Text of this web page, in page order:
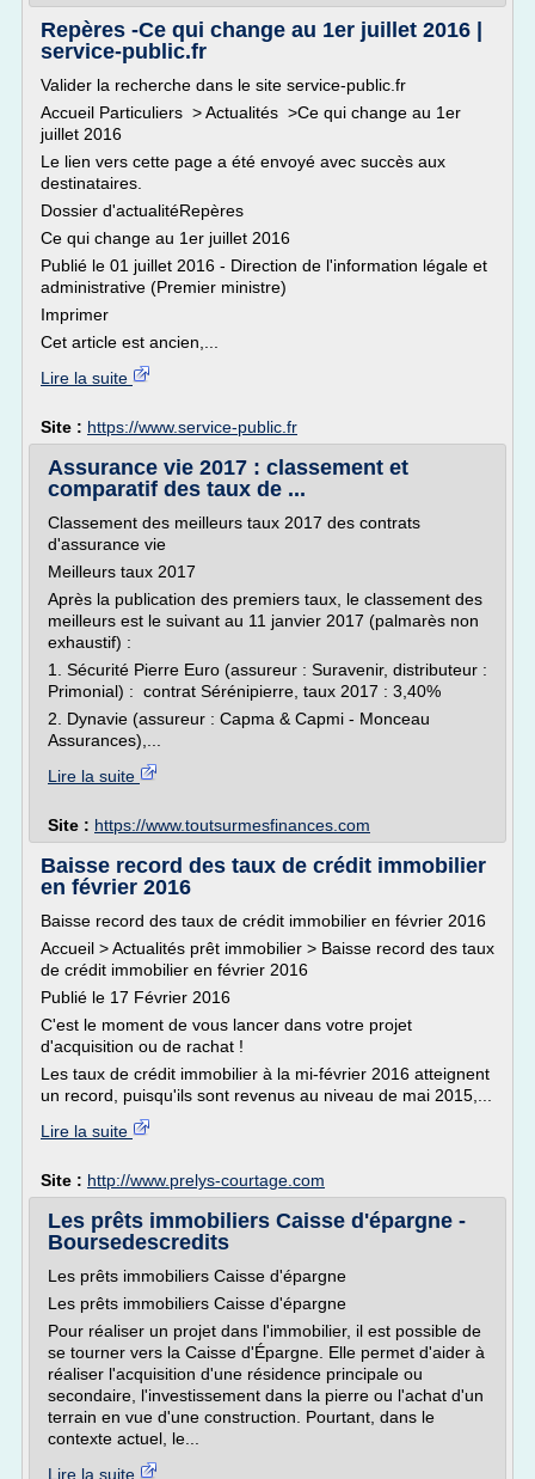
Repères -Ce qui change au 1er juillet 2016 |
service-public.fr
Valider la recherche dans le site service-public.fr
Accueil Particuliers > Actualités >Ce qui change au 1er
juillet 2016
Le lien vers cette page a été envoyé avec succès aux
destinataires.
Dossier d'actualitéRepères
Ce qui change au 1er juillet 2016
Publié le 01 juillet 2016 - Direction de l'information légale et
administrative (Premier ministre)
Imprimer
Cet article est ancien,...
Lire la suite
Site : https://www.service-public.fr
Assurance vie 2017 : classement et
comparatif des taux de ...
Classement des meilleurs taux 2017 des contrats
d'assurance vie
Meilleurs taux 2017
Après la publication des premiers taux, le classement des
meilleurs est le suivant au 11 janvier 2017 (palmarès non
exhaustif) :
1. Sécurité Pierre Euro (assureur : Suravenir, distributeur :
Primonial) : contrat Sérénipierre, taux 2017 : 3,40%
2. Dynavie (assureur : Capma & Capmi - Monceau
Assurances),...
Lire la suite
Site : https://www.toutsurmesfinances.com
Baisse record des taux de crédit immobilier
en février 2016
Baisse record des taux de crédit immobilier en février 2016
Accueil > Actualités prêt immobilier > Baisse record des taux
de crédit immobilier en février 2016
Publié le 17 Février 2016
C'est le moment de vous lancer dans votre projet
d'acquisition ou de rachat !
Les taux de crédit immobilier à la mi-février 2016 atteignent
un record, puisqu'ils sont revenus au niveau de mai 2015,...
Lire la suite
Site : http://www.prelys-courtage.com
Les prêts immobiliers Caisse d'épargne -
Boursedescredits
Les prêts immobiliers Caisse d'épargne
Les prêts immobiliers Caisse d'épargne
Pour réaliser un projet dans l'immobilier, il est possible de
se tourner vers la Caisse d'Épargne. Elle permet d'aider à
réaliser l'acquisition d'une résidence principale ou
secondaire, l'investissement dans la pierre ou l'achat d'un
terrain en vue d'une construction. Pourtant, dans le
contexte actuel, le...
Lire la suite